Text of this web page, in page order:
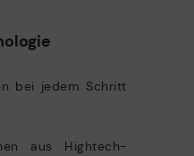
bei jedem Schritt
aus Hightech-